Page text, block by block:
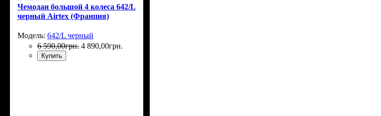
Чемодан большой 4 колеса 642/L
черный Airtex (Франция)
Модель: 642/L черный
6 590,00грн. 4 890,00грн.
Купить